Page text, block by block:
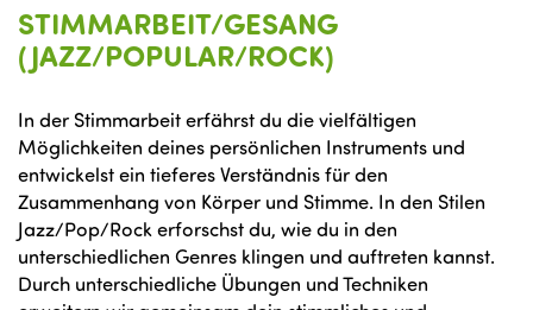
STIMMARBEIT/GESANG
(JAZZ/POPULAR/ROCK)
In der Stimmarbeit erfährst du die vielfältigen
Möglichkeiten deines persönlichen Instruments und
entwickelst ein tieferes Verständnis für den
Zusammenhang von Körper und Stimme. In den Stilen
Jazz/Pop/Rock erforschst du, wie du in den
unterschiedlichen Genres klingen und auftreten kannst.
Durch unterschiedliche Übungen und Techniken